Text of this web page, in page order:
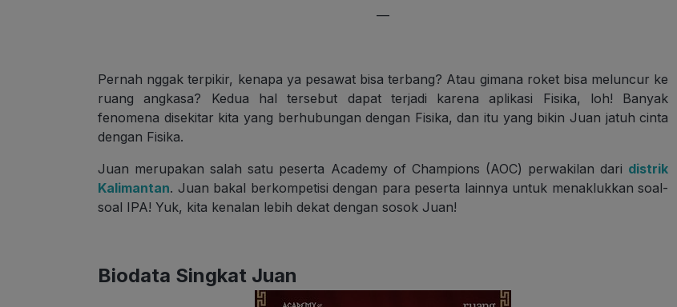
—
Pernah nggak terpikir, kenapa ya pesawat bisa terbang? Atau gimana roket bisa meluncur ke
ruang angkasa? Kedua hal tersebut dapat terjadi karena aplikasi Fisika, loh! Banyak
fenomena disekitar kita yang berhubungan dengan Fisika, dan itu yang bikin Juan jatuh cinta
dengan Fisika.
Juan merupakan salah satu peserta Academy of Champions (AOC) perwakilan dari distrik
Kalimantan. Juan bakal berkompetisi dengan para peserta lainnya untuk menaklukkan soal-
soal IPA! Yuk, kita kenalan lebih dekat dengan sosok Juan!
Biodata Singkat Juan